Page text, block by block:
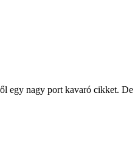
egy nagy port kavaró cikket. De